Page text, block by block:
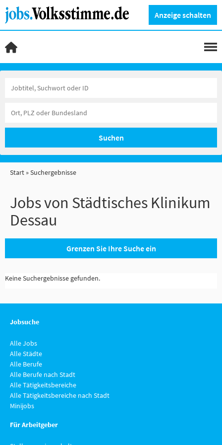
Anzeige schalten
Suchen
Start Suchergebnisse
Jobs von Städtisches Klinikum
Dessau
Grenzen Sie Ihre Suche ein
Keine Suchergebnisse gefunden.
Jobsuche
Alle Jobs
Alle Städte
Alle Berufe
Alle Berufe nach Stadt
Alle Tätigkeitsbereiche
Alle Tätigkeitsbereiche nach Stadt
Minijobs
Für Arbeitgeber